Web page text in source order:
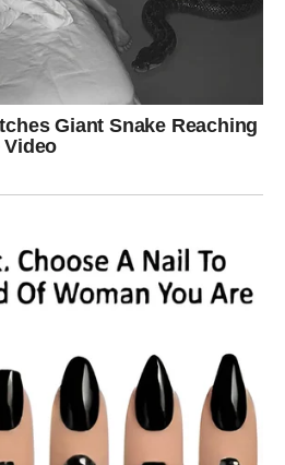
kada se stvari događaju kroz
kao velika promena
znakova: poruka, poziv,
dilemu.
od toga da li biraš iz zrelosti
ti donosi mir.”
EMOTIVNO